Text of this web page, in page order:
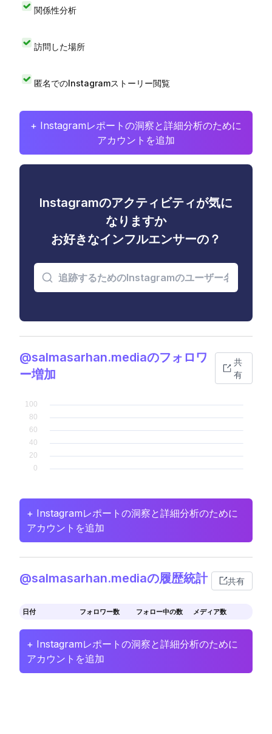
関係性分析
訪問した場所
匿名でのInstagramストーリー閲覧
+ Instagramレポートの洞察と詳細分析のために
アカウントを追加
Instagramのアクティビティが気に
なりますか
お好きなインフルエンサーの？
@salmasarhan.mediaのフォロワ
ー増加
共
有
+ Instagramレポートの洞察と詳細分析のために
アカウントを追加
@salmasarhan.mediaの履歴統計 共有
日付 フォロワー数 フォロー中の数 メディア数
+ Instagramレポートの洞察と詳細分析のために
アカウントを追加